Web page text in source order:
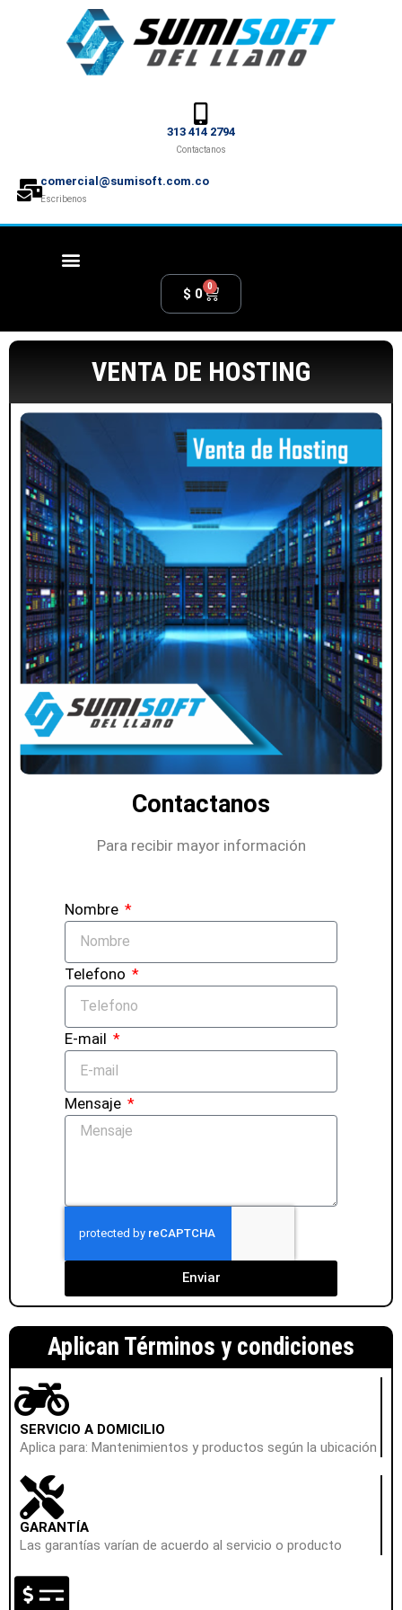
313 414 2794
Contactanos
comercial@sumisoft.com.co
Escribenos
$ 0 0
VENTA DE HOSTING
Contactanos
Para recibir mayor información
Nombre
Telefono
E-mail
Mensaje
Enviar
Aplican Términos y condiciones
SERVICIO A DOMICILIO
Aplica para: Mantenimientos y productos según la ubicación
GARANTÍA
Las garantías varían de acuerdo al servicio o producto